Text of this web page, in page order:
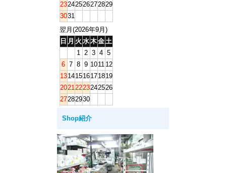
23242526272829
3031
翌月(2026年9月)
日 月 火 水木金土
1 2 3 4 5
6 7 8 9 1011 12
13141516171819
20212223242526
27282930
Shop紹介